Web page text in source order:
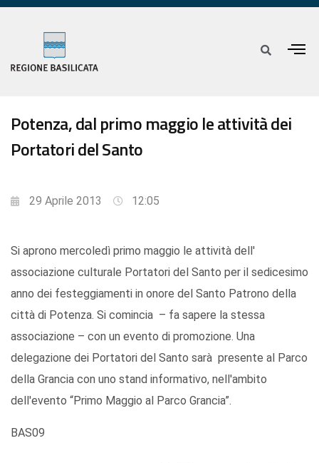
Potenza, dal primo maggio le attività dei
Portatori del Santo
29 Aprile 2013 12:05
Si aprono mercoledì primo maggio le attività dell'
associazione culturale Portatori del Santo per il sedicesimo
anno dei festeggiamenti in onore del Santo Patrono della
città di Potenza. Si comincia – fa sapere la stessa
associazione – con un evento di promozione. Una
delegazione dei Portatori del Santo sarà presente al Parco
della Grancia con uno stand informativo, nell'ambito
dell'evento “Primo Maggio al Parco Grancia”.
BAS09